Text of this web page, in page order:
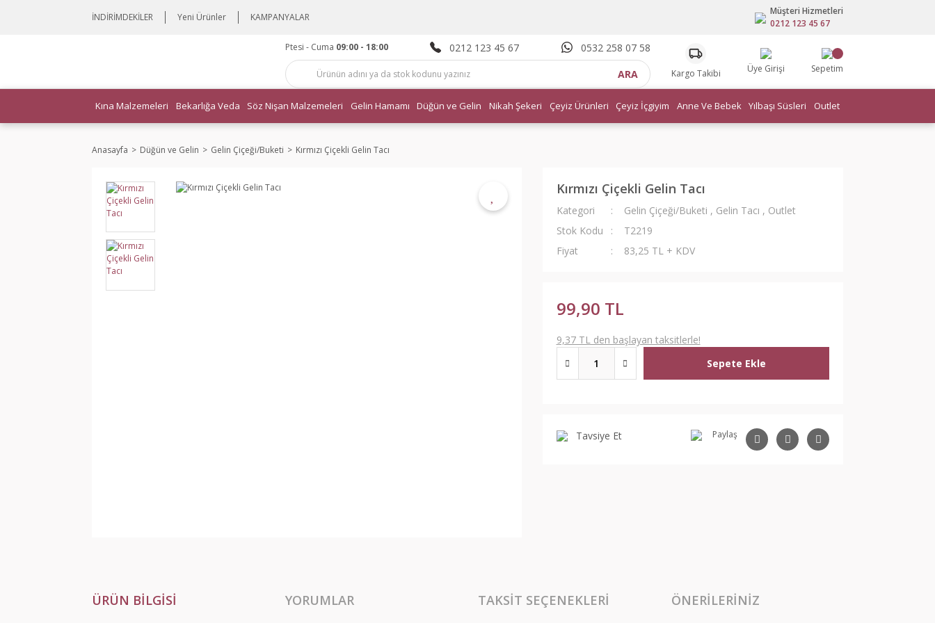
İNDİRİMDEKİLER Yeni Ürünler KAMPANYALAR
Müşteri Hizmetleri
0212 123 45 67
Ptesi - Cuma 09:00 - 18:00 0212 123 45 67 0532 258 07 58
ARA Kargo Takibi Üye Girişi Sepetim
Kına Malzemeleri Bekarlığa Veda Söz Nişan Malzemeleri Gelin Hamamı Düğün ve Gelin Nikah Şekeri Çeyiz Ürünleri Çeyiz İçgiyim Anne Ve Bebek Yılbaşı Süsleri Outlet
Anasayfa Düğün ve Gelin Gelin Çiçeği/Buketi Kırmızı Çiçekli Gelin Tacı
Kırmızı Çiçekli Gelin Tacı
Kategori Gelin Çiçeği/Buketi , Gelin Tacı , Outlet
Stok Kodu
T2219
Fiyat
83,25 TL + KDV
99,90 TL
9,37 TL den başlayan taksitlerle!
Sepete Ekle
Tavsiye Et Paylaş
ÜRÜN BILGISI YORUMLAR TAKSIT SEÇENEKLERI ÖNERILERINIZ